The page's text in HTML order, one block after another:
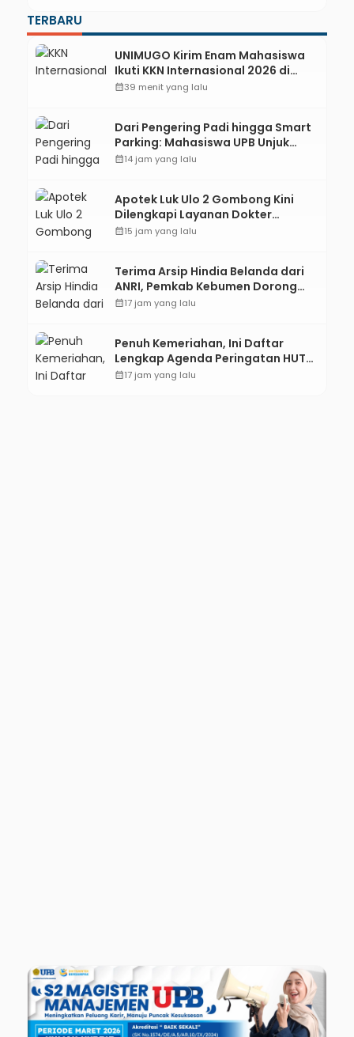
TERBARU
UNIMUGO Kirim Enam Mahasiswa
Ikuti KKN Internasional 2026 di
ASEAN dan Hong Kong
calendar_month39 menit yang lalu
Dari Pengering Padi hingga Smart
Parking: Mahasiswa UPB Unjuk
Gigi Lewat Pameran CODEX 2
calendar_month14 jam yang lalu
Apotek Luk Ulo 2 Gombong Kini
Dilengkapi Layanan Dokter
Spesialis Anak
calendar_month15 jam yang lalu
Terima Arsip Hindia Belanda dari
ANRI, Pemkab Kebumen Dorong
Integrasi Sejarah, Geopark, dan
calendar_month17 jam yang lalu
Penuh Kemeriahan, Ini Daftar
Lengkap Agenda Peringatan HUT
ke-81 RI dan Hari Jadi ke-397
calendar_month17 jam yang lalu